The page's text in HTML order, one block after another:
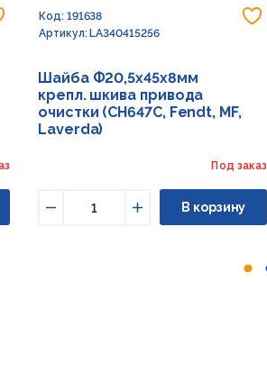
Добавить в избранное
Код: 191638
Артикул: LA340415256
Шайба Ф20,5х45х8мм
крепл. шкива привода
очистки (CH647C, Fendt, MF,
Laverda)
Под заказ
Увеличить
В корзину